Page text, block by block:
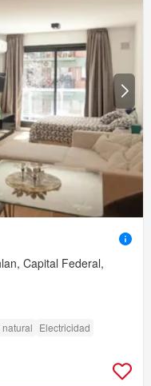
Capital Federal,
natural Electricidad